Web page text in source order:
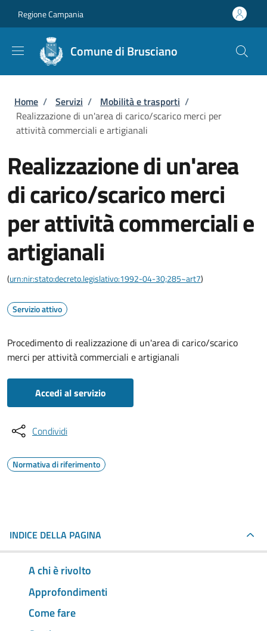
Regione Campania
Comune di Brusciano
Briciole di pane
Home / Servizi / Mobilità e trasporti /
Realizzazione di un'area di carico/scarico merci per
attività commerciali e artigianali
Realizzazione di un'area
di carico/scarico merci
per attività commerciali e
artigianali
(urn:nir:stato:decreto.legislativo:1992-04-30;285~art7)
Servizio attivo
Procedimento di realizzazione di un'area di carico/scarico
merci per attività commerciali e artigianali
Accedi al servizio
Condividi
Normativa di riferimento
INDICE DELLA PAGINA
A chi è rivolto
Approfondimenti
Come fare